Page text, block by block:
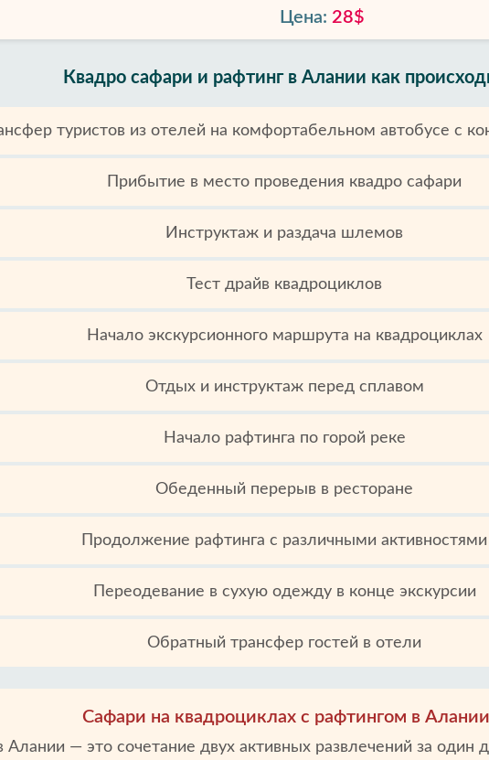
Цена: 28$
Квадро сафари и рафтинг в Алании как
туристов из отелей на комфортабельном автобусе с
Прибытие в место проведения квадро сафари
Инструктаж и раздача шлемов
Тест драйв квадроциклов
Начало экскурсионного маршрута на квадроциклах
Отдых и инструктаж перед сплавом
Начало рафтинга по горой реке
Обеденный перерыв в ресторане
Продолжение рафтинга с различными активностями
Переодевание в сухую одежду в конце экскурсии
Обратный трансфер гостей в отели
Сафари на квадроциклах с рафтингом в Алании
— это сочетание двух активных развлечений за